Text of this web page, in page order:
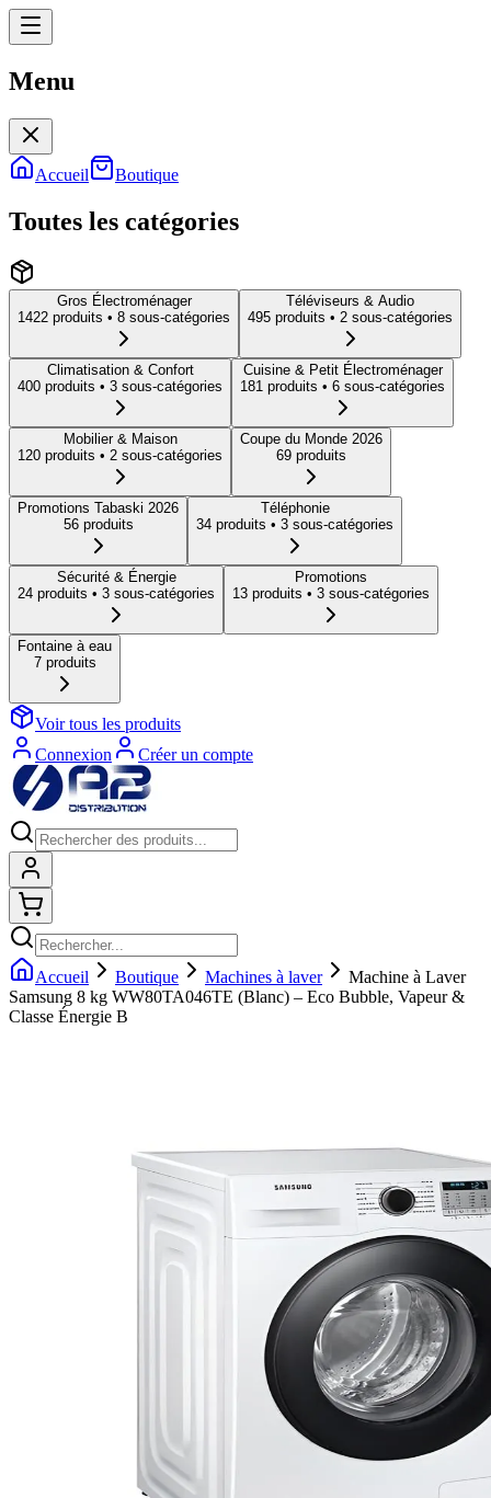
Menu
Accueil Boutique
Toutes les catégories
Gros Électroménager
1422 produits • 8 sous-catégories
Téléviseurs & Audio
495 produits • 2 sous-catégories
Climatisation & Confort
400 produits • 3 sous-catégories
Cuisine & Petit Électroménager
181 produits • 6 sous-catégories
Mobilier & Maison
120 produits • 2 sous-catégories
Coupe du Monde 2026
69 produits
Promotions Tabaski 2026
56produits
Téléphonie
34 produits • 3 sous-catégories
Sécurité & Énergie
24 produits • 3 sous-catégories
Promotions
13 produits • 3 sous-catégories
Fontaine à eau
7produits
Voir tous les produits
Connexion
Créer un compte
Accueil Boutique Machines à laver
Machine à Laver
Samsung 8 kg WW80TA046TE (Blanc) – Eco Bubble, Vapeur &
Classe Énergie B